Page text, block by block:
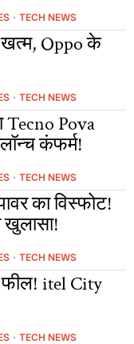
· TECH NEWS
खत्म, Oppo के
· TECH NEWS
Pova
कंफर्म!
· TECH NEWS
का विस्फोट!
खुलासा!
· TECH NEWS
फील! itel City
· TECH NEWS